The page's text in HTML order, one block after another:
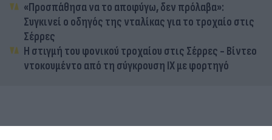
«Προσπάθησα να το αποφύγω, δεν πρόλαβα»:
Συγκινεί ο οδηγός της νταλίκας για το τροχαίο στις
Σέρρες
Η στιγμή του φονικού τροχαίου στις Σέρρες - Βίντεο
ντοκουμέντο από τη σύγκρουση ΙΧ με φορτηγό